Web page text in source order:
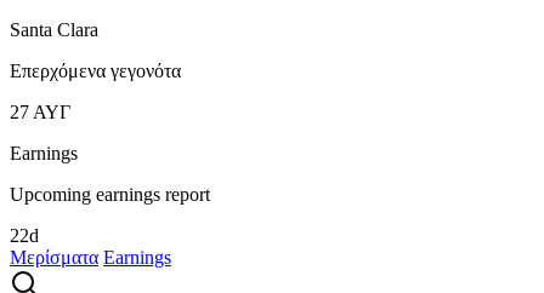
Santa Clara
Επερχόμενα γεγονότα
27 ΑΥΓ
Earnings
Upcoming earnings report
22d
Μερίσματα Earnings